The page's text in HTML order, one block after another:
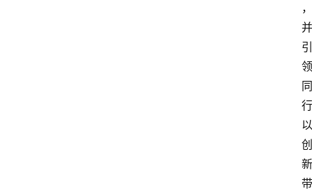
，
并
引
领
同
行
以
创
新
带